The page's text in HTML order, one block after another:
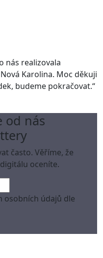
nás realizovala
Karolina. Moc děkuji
budeme pokračovat.“
od nás
často. Věříme, že
oceníte.
osobních údajů dle